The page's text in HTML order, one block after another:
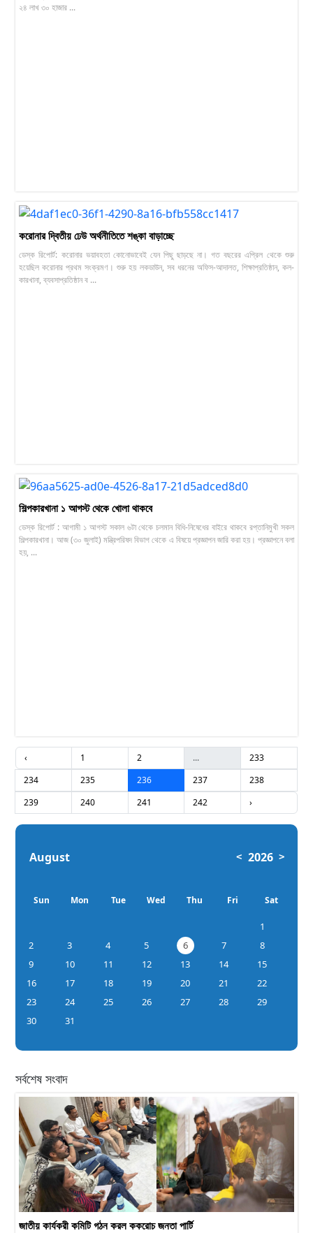
২৪ লাখ ৩০ হাজার ...
করোনার দ্বিতীয় ঢেউ অর্থনীতিতে শঙ্কা বাড়াচ্ছে
ডেস্ক রিপোর্ট: করোনার ভয়াবহতা কোনোভাবেই যেন পিছু ছাড়ছে না। গত বছরের এপ্রিল থেকে শুরু
হয়েছিল করোনার প্রথম সংক্রমণ। শুরু হয় লকডাউন, সব ধরনের অফিস-আদালত, শিক্ষাপ্রতিষ্ঠান, কল-
কারখানা, ব্যবসাপ্রতিষ্ঠান ব ...
শিল্পকারখানা ১ আগস্ট থেকে খোলা থাকবে
ডেস্ক রিপোর্ট : আগামী ১ আগস্ট সকাল ৬টা থেকে চলমান বিধি-নিষেধের বাইরে থাকবে রপ্তানিমুখী সকল
শিল্পকারখানা। আজ (৩০ জুলাই) মন্ত্রিপরিষদ বিভাগ থেকে এ বিষয়ে প্রজ্ঞাপন জারি করা হয়। প্রজ্ঞাপনে বলা
হয়, ...
‹ 1 2 ...
233
234
235 236 237
238
239
240 241 242 ›
August < 2026 >
Sun Mon Tue Wed Thu Fri Sat
1
2
3 4 5 6 7
8
9
10 11 12 13 14
15
16
17 18 19 20 21
22
23
24 25 26 27 28
29
30
31
সর্বশেষ সংবাদ
জাতীয় কার্যকরী কমিটি গঠন করল ককরোচ জনতা পার্টি